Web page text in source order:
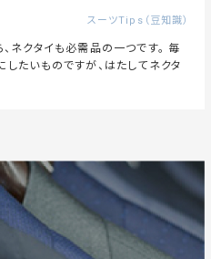
スーツTips（豆知識）
ネクタイも必需品の一つです。 毎
たいものですが、はたしてネクタ